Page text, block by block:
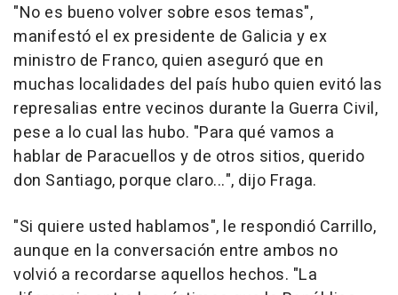
"No es bueno volver sobre esos temas",
manifestó el ex presidente de Galicia y ex
ministro de Franco, quien aseguró que en
muchas localidades del país hubo quien evitó las
represalias entre vecinos durante la Guerra Civil,
pese a lo cual las hubo. "Para qué vamos a
hablar de Paracuellos y de otros sitios, querido
don Santiago, porque claro...", dijo Fraga.
"Si quiere usted hablamos", le respondió Carrillo,
aunque en la conversación entre ambos no
volvió a recordarse aquellos hechos. "La